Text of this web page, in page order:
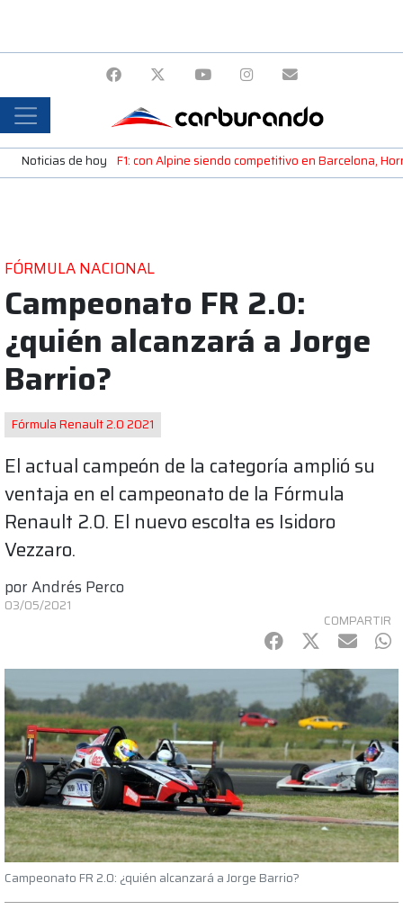
Noticias de hoy F1: con Alpine siendo competitivo en Barcelona,
FÓRMULA NACIONAL
Campeonato FR 2.0:
¿quién alcanzará a Jorge
Barrio?
Fórmula Renault 2.0 2021
El actual campeón de la categoría amplió su
ventaja en el campeonato de la Fórmula
Renault 2.0. El nuevo escolta es Isidoro
Vezzaro.
porAndrés Perco
03/05/2021
COMPARTIR
Facebook
Twitter
mail
Campeonato FR 2.0: ¿quién alcanzará a Jorge Barrio?